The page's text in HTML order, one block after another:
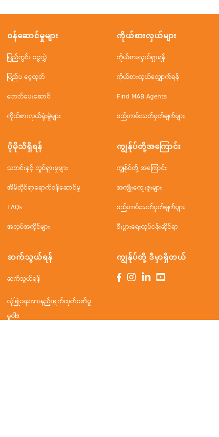
ဝန်ဆောင်မှုများ
ပြည်တွင်း ငွေလွှဲ
ပြည်ပ ငွေထုတ်
ဘေလ်ပေးဆောင်
ကိုယ်စားလှယ်ရုံးခွဲများ
ကိုယ်စားလှယ်များ
ကိုယ်စားလှယ်ရှာရန်
ကိုယ်စားလှယ်လျှောက်ရန်
Find MAB Agents
စည်းကမ်းသတ်မှတ်ချက်များ
ပိုမိုသိရှိရန်
သတင်းနှင့် လှုပ်ရှားမှုများ
အိမ်တိုင်ရာရောက်ဝန်ဆောင်မှု
FAQs
အလုပ်အကိုင်များ
ကျွန်ုပ်တို့အ‌ကြောင်း
ကျွန်ုပ်တို့ အကြောင်း
အကျိုးကျေးဇူးများ
စည်းကမ်းသတ်မှတ်ချက်များ
စီးပွားရေးလုပ်ငန်းဆိုင်ရာ
ဆက်သွယ်ရန်
ဆက်သွယ်ရန်
လုံခြုံရေးအားနည်းချက်ထုတ်ဖော်မှု
မူဝါဒ
ကျွန်ုပ်တို့ ဒီမှာရှိတယ်